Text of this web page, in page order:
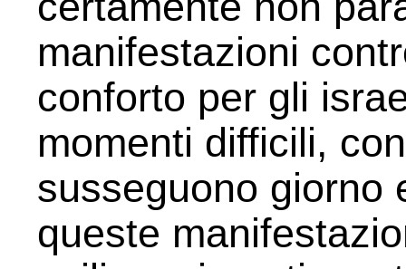
manifestazioni
conforto per gli
momenti difficili,
susseguono giorno
queste